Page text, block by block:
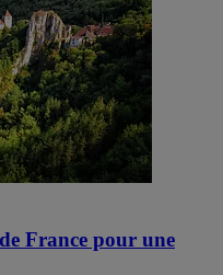
France pour une